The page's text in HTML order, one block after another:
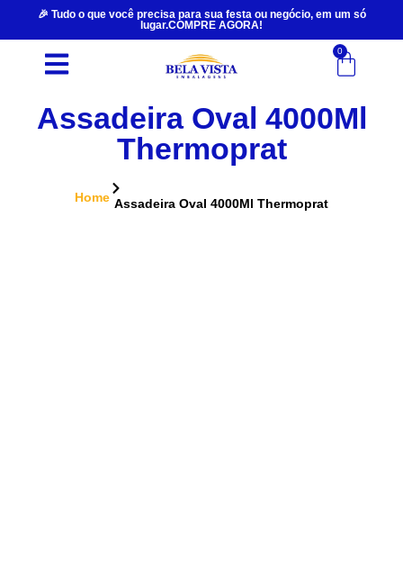
🎉 Tudo o que você precisa para sua festa ou negócio, em um só
lugar.COMPRE AGORA!
0
Assadeira Oval 4000Ml
Thermoprat
Home Assadeira Oval 4000Ml Thermoprat